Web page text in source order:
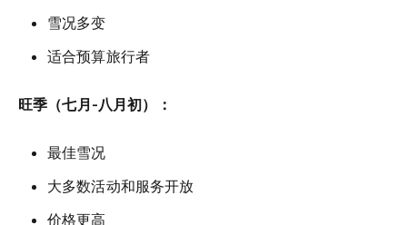
雪况多变
适合预算旅行者
旺季（七月-八月初）：
最佳雪况
大多数活动和服务开放
价格更高